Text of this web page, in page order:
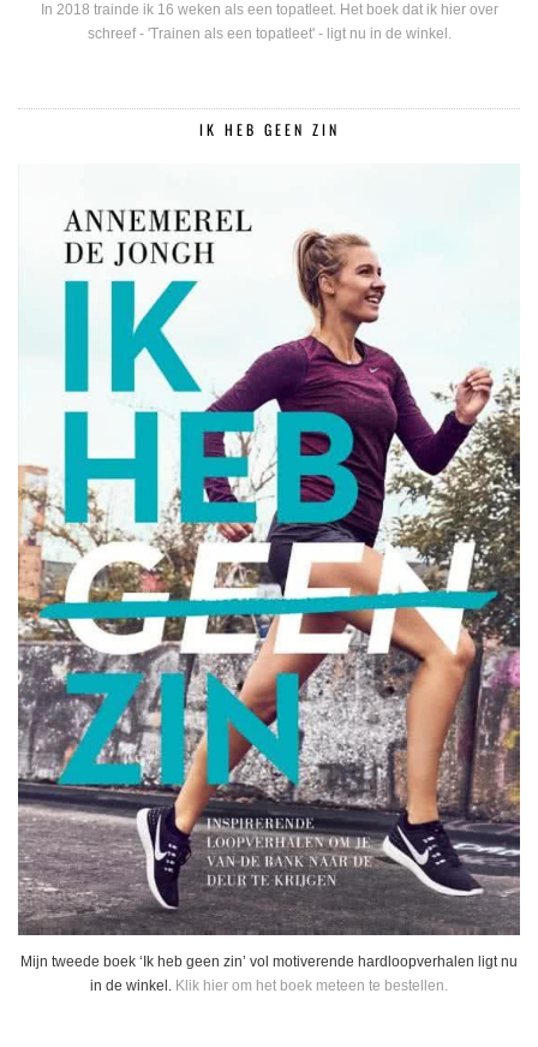
In 2018 trainde ik 16 weken als een topatleet. Het boek dat ik hier over
schreef - 'Trainen als een topatleet' - ligt nu in de winkel.
IK HEB GEEN ZIN
Mijn tweede boek ‘Ik heb geen zin’ vol motiverende hardloopverhalen ligt nu
in de winkel. Klik hier om het boek meteen te bestellen.